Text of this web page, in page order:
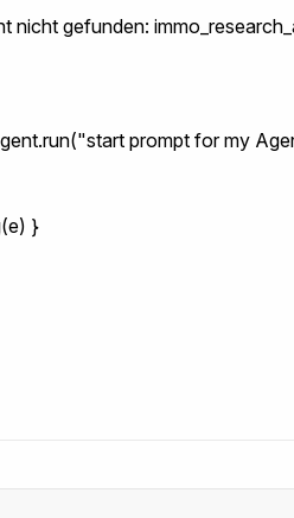
nicht gefunden:
prompt for my
}